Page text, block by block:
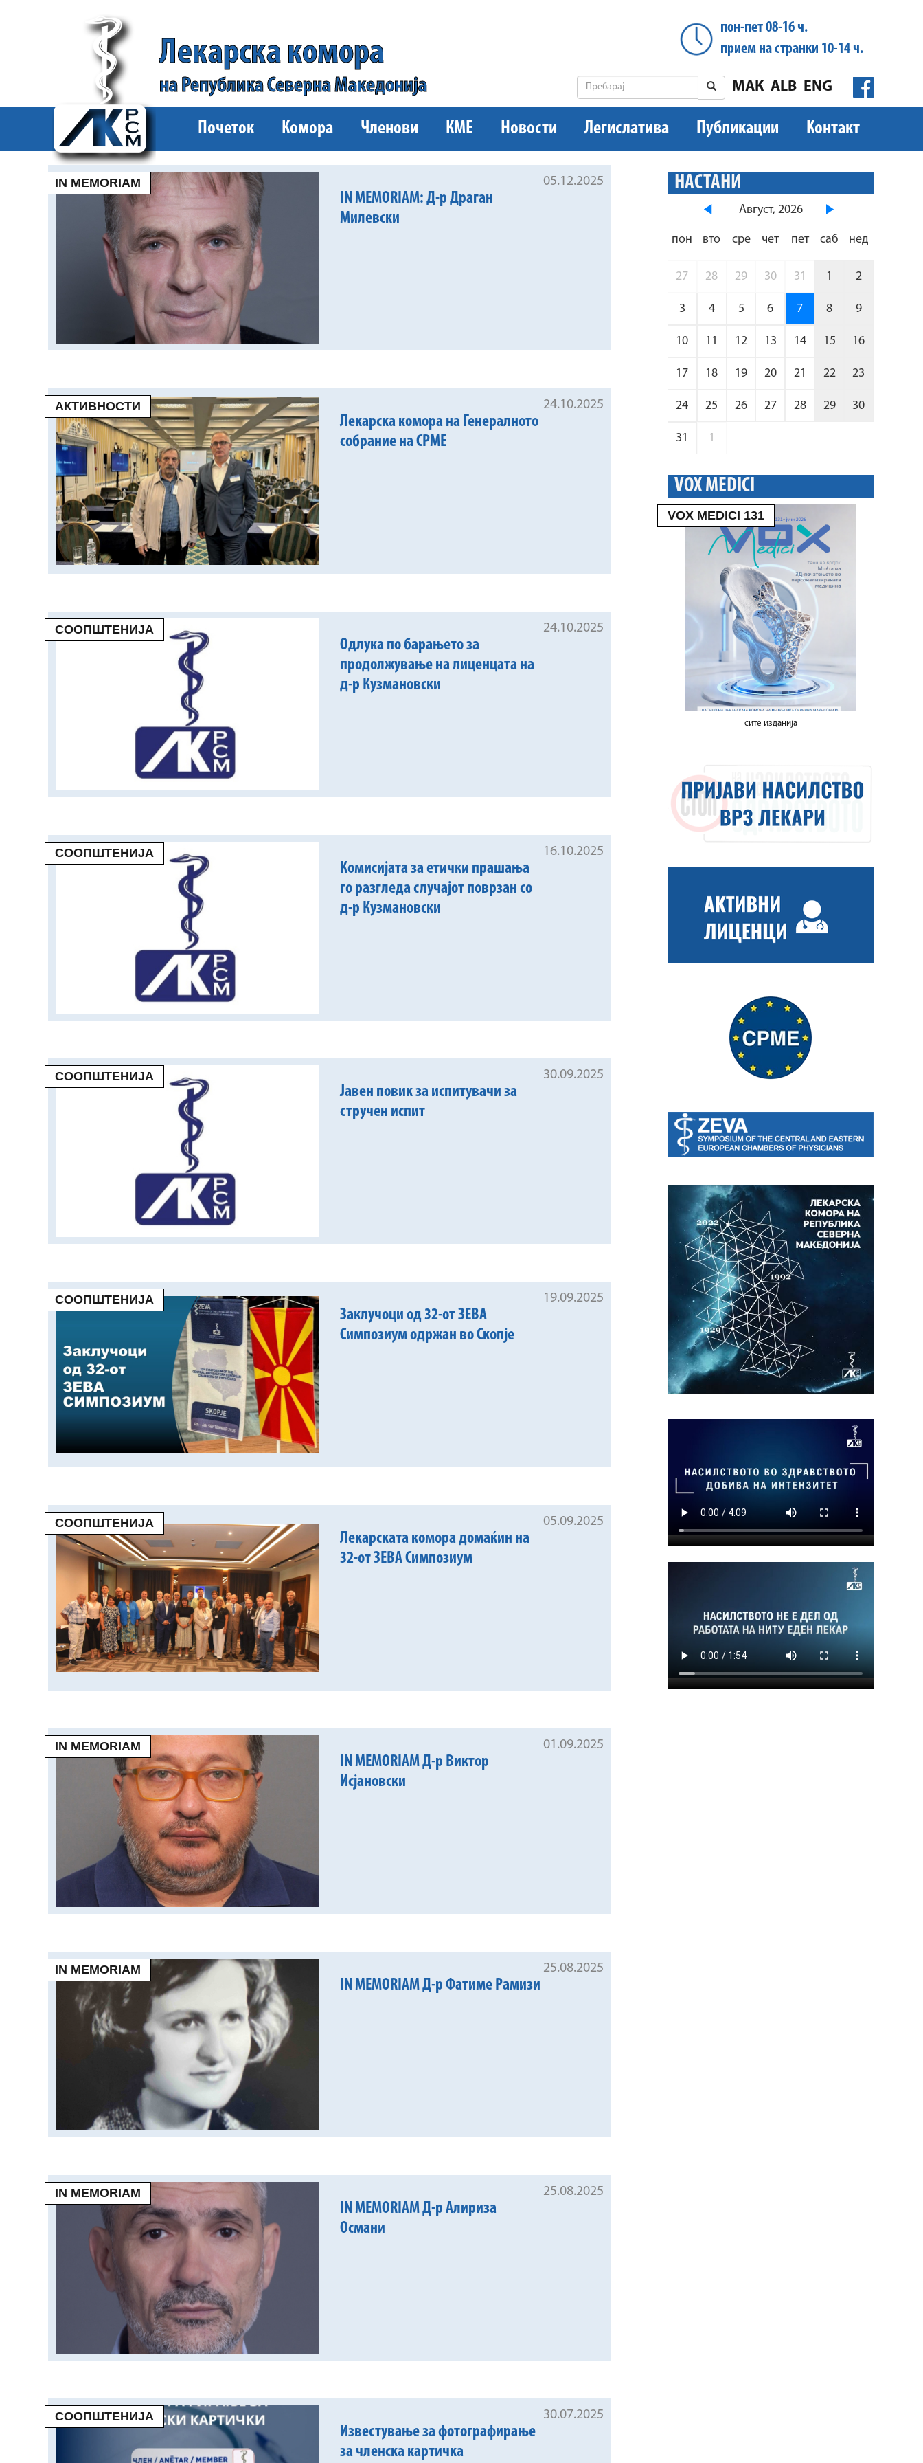
Лекарска комора
на Република Северна Македонија
пон-пет 08-16 ч.
прием на странки 10-14 ч.
ENG
ALB
МАК
Почеток Комора Членови КМЕ Новости Легислатива Публикации Контакт
IN MEMORIAM 05.12.2025
IN MEMORIAM: Д-р Драган
Милевски
АКТИВНОСТИ 24.10.2025
Лекарска комора на Генералното
собрание на CPME
СООПШТЕНИЈА 24.10.2025
Одлука по барањето за
продолжување на лиценцата на
д-р Кузмановски
СООПШТЕНИЈА 16.10.2025
Комисијата за етички прашања
го разгледа случајот поврзан со
д-р Кузмановски
СООПШТЕНИЈА 30.09.2025
Јавен повик за испитувачи за
стручен испит
СООПШТЕНИЈА 19.09.2025
Заклучоци од 32-от ЗЕВА
Симпозиум одржан во Скопје
СООПШТЕНИЈА 05.09.2025
Лекарската комора домаќин на
32-от ЗЕВА Симпозиум
IN MEMORIAM 01.09.2025
IN MEMORIAM Д-р Виктор
Исјановски
IN MEMORIAM 25.08.2025
IN MEMORIAM Д-р Фатиме Рамизи
IN MEMORIAM 25.08.2025
IN MEMORIAM Д-р Алириза
Османи
СООПШТЕНИЈА 30.07.2025
Известување за фотографирање
за членска картичка
НАСТАНИ
Август, 2026
пон вто сре чет пет саб нед
27 28 29 30 31 1 2
3 4 5 6 7 8 9
10 11 12 13 14 15 16
17 18 19 20 21 22 23
24 25 26 27 28 29 30
31 1
VOX MEDICI
VOX MEDICI 131
сите изданија